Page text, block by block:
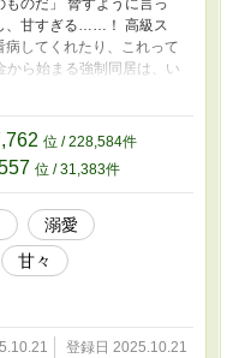
のだ」 脅すように言っ
、甘すぎる……！ 高級ス
してくれたり、これって
から始まる強制同居は、い
曹司 × 借金持ち庶民の同
編小説です。サクッと読ん
位 / 228,584件
位 / 31,383件
溺愛
甘々
登録日 2025.10.21